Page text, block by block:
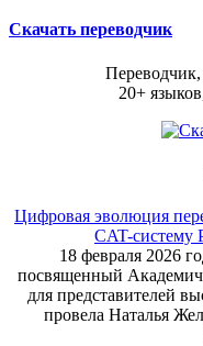
Скачать переводчик
20+
Цифровая эволюция
CAT-систему
18 февраля 2026
посвященный
для представителей
провела Наталья